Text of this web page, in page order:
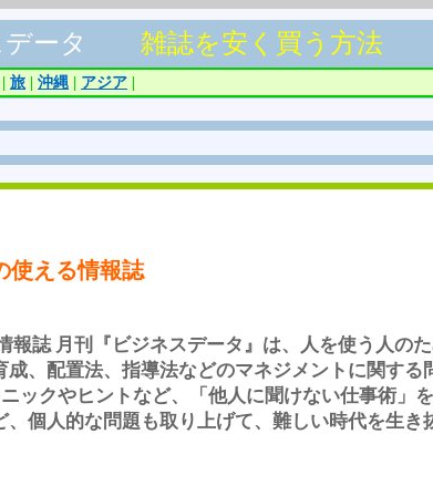
ータ 雑誌を安く買う方法
旅 沖縄 アジア
使える情報誌
報誌 月刊『ビジネスデータ』は、人を使う人の
、配置法、指導法などのマネジメントに関す
ックやヒントなど、「他人に聞けない仕事術」
個人的な問題も取り上げて、難しい時代を生き